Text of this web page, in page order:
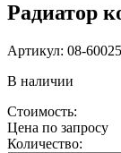
Радиатор
Артикул: 08-
В наличии
Стоимость:
Цена по запросу
Количество: